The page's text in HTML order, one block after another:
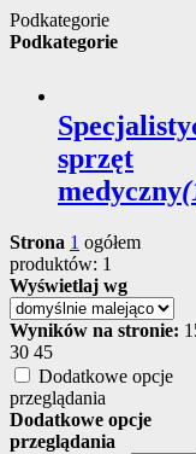
Podkategorie
Podkategorie
sprzęt
medyczny
Strona 1 ogółem
produktów: 1
Wyświetlaj wg
Wyników na stronie:
30 45
Dodatkowe opcje
przeglądania
Dodatkowe opcje
przeglądania